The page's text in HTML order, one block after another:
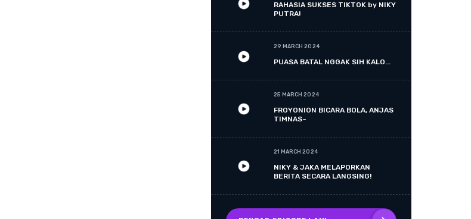
RAHASIA SUKSES TIKTOK by NIKY
PUTRA!
29 MARCH 2024
PUASA BATAL NGGAK SIH KALO...
25 MARCH 2024
FROYONION BICARA BOLA, ANJAS
TIMNAS~
21 MARCH 2024
NIKY & JAKA MELAPORKAN
BERITA SECARA LANGSING!